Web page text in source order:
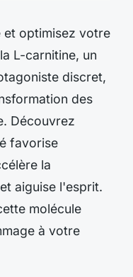
et optimisez votre
L-carnitine, un
discret,
des
Découvrez
favorise
la
aiguise l'esprit.
molécule
à votre